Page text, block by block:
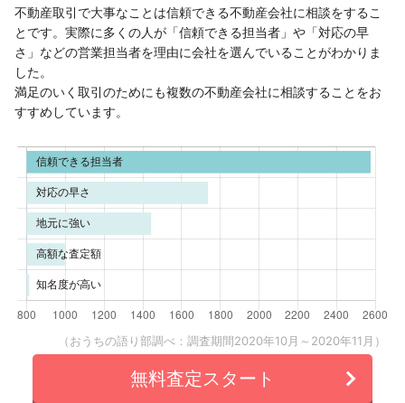
不動産取引で大事なことは信頼できる不動産会社に相談をするこ
とです。実際に多くの人が「信頼できる担当者」や「対応の早
さ」などの営業担当者を理由に会社を選んでいることがわかりま
した。
満足のいく取引のためにも複数の不動産会社に相談することをお
すすめしています。
（おうちの語り部調べ：調査期間2020年10月～2020年11月）
無料査定スタート